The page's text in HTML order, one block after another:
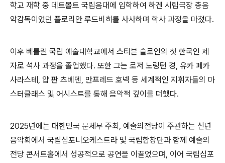
학교 재학 중 데트몰트 국립음대에 입학하여 하겐 시립극장 총음
악감독이었던 플로리안 루드비히를 사사하며 학사 과정을 마쳤다.
이후 베를린 국립 예술대학교에서 스티븐 슬로언의 첫 한국인 제
자로 석사 과정을 졸업했다. 또한 그는 로저 노링턴 경, 유카 페카
사라스테 , 얍 판 츠베덴, 만프레드 호넥 등 세계적인 지휘자들의 마
스터클래스 및 어시스트를 통해 음악적 깊이를 더했다.
2025년에는 대한민국 문체부 주최 , 예술의전당이 주관하는 신년
음악회에서 국립심포니오케스트라 및 국립합창단과 함께 예술의
전당 콘서트홀에서 성공적으로 공연을 이끌었으며, 이어 국립심포